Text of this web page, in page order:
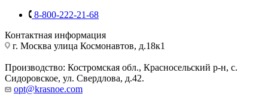
8-800-222-21-68
Контактная информация
г. Москва улица Космонавтов, д.18к1
Производство: Костромская обл., Красносельский р-н, с.
Сидоровское, ул. Свердлова, д.42.
opt@krasnoe.com